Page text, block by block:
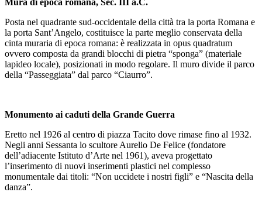
Mura di epoca romana, Sec. III a.C.
Posta nel quadrante sud-occidentale della città tra la porta Romana e
la porta Sant’Angelo, costituisce la parte meglio conservata della
cinta muraria di epoca romana: è realizzata in opus quadratum
ovvero composta da grandi blocchi di pietra “sponga” (materiale
lapideo locale), posizionati in modo regolare. Il muro divide il parco
della “Passeggiata” dal parco “Ciaurro”.
Monumento ai caduti della Grande Guerra
Eretto nel 1926 al centro di piazza Tacito dove rimase fino al 1932.
Negli anni Sessanta lo scultore Aurelio De Felice (fondatore
dell’adiacente Istituto d’Arte nel 1961), aveva progettato
l’inserimento di nuovi inserimenti plastici nel complesso
monumentale dai titoli: “Non uccidete i nostri figli” e “Nascita della
danza”.